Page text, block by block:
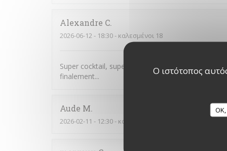
Ο ιστότοπος
Alexandre C
2026-06-12 - 18:30 - καλεσμένοι 18
Super cocktail, super service. Je pensais que
finalement...
Aude M
2026-02-11 - 12:30 - καλεσμένοι 7